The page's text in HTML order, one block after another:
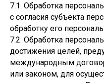
7.1. Обработка
с согласия субъекта
обработку его
7.2. Обработка
достижения целей,
международным
или законом, для